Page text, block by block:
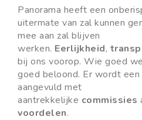
Panorama heeft een
uitermate van zal kunnen
mee aan zal blijven
werken. Eerlijkheid,
bij ons voorop. Wie goed
goed beloond. Er wordt
aangevuld met
aantrekkelijke commissies
voordelen.